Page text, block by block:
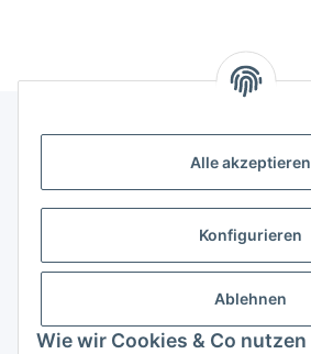
Alle akzeptieren
Konfigurieren
Ablehnen
Wie wir Cookies & Co nutzen